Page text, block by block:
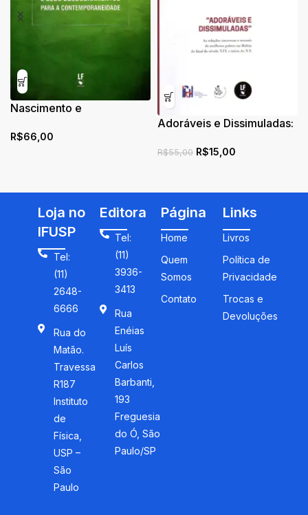
Nascimento e
ciência moderna e seus
R$66,00
Adoráveis e Dissimuladas:
sexuais de mulheres
R$55,00 R$15,00
Loja no
IFUSP
Tel:
(11)
2648-
6666
Rua do
Matão.
Travessa
R187
Instituto
de
Física,
USP –
São
Paulo
Editora
Tel:
(11)
3936-
3413
Rua
Enéias
Luís
Carlos
Barbanti,
193
Freguesia
do Ó, São
Paulo/SP
Página
Home
Quem
Somos
Contato
Links
Livros
Política de
Privacidade
Trocas e
Devoluções